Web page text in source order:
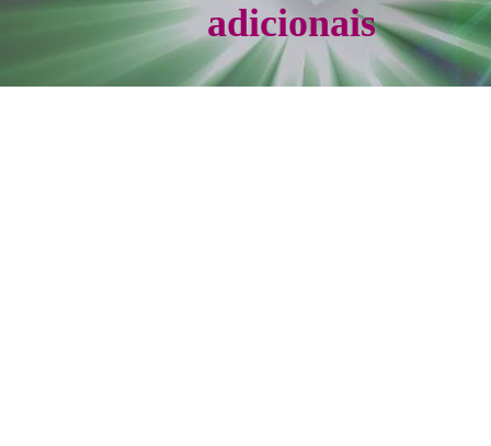
adicionais